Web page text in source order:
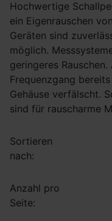
Hochwertige
ein Eigenrauschen
Geräten sind
möglich.
geringeres
Frequenzgang
Gehäuse verfälscht.
sind für rauscharme
Sortieren
nach:
Anzahl pro
Seite: